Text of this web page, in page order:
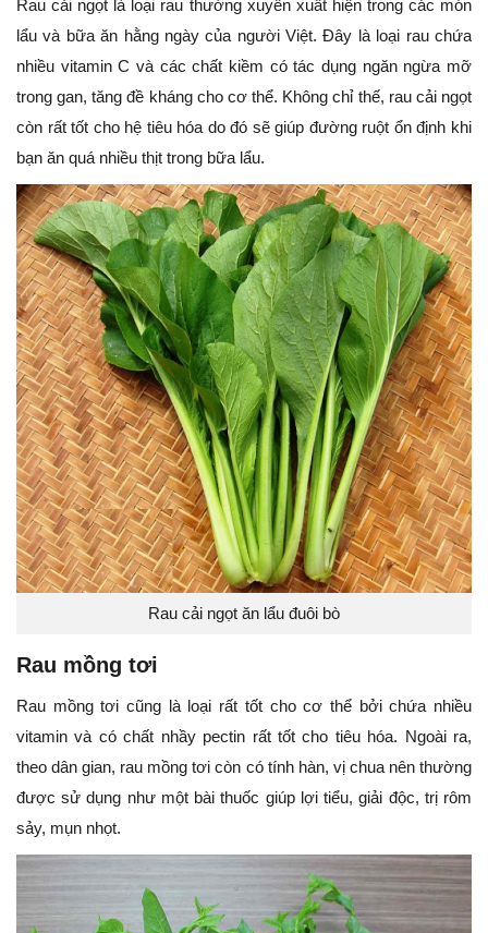
Rau cải ngọt là loại rau thường xuyên xuất hiện trong các món
lẩu và bữa ăn hằng ngày của người Việt. Đây là loại rau chứa
nhiều vitamin C và các chất kiềm có tác dụng ngăn ngừa mỡ
trong gan, tăng đề kháng cho cơ thể. Không chỉ thế, rau cải ngọt
còn rất tốt cho hệ tiêu hóa do đó sẽ giúp đường ruột ổn định khi
bạn ăn quá nhiều thịt trong bữa lẩu.
Rau cải ngọt ăn lẩu đuôi bò
Rau mồng tơi
Rau mồng tơi cũng là loại rất tốt cho cơ thể bởi chứa nhiều
vitamin và có chất nhầy pectin rất tốt cho tiêu hóa. Ngoài ra,
theo dân gian, rau mồng tơi còn có tính hàn, vị chua nên thường
được sử dụng như một bài thuốc giúp lợi tiểu, giải độc, trị rôm
sảy, mụn nhọt.